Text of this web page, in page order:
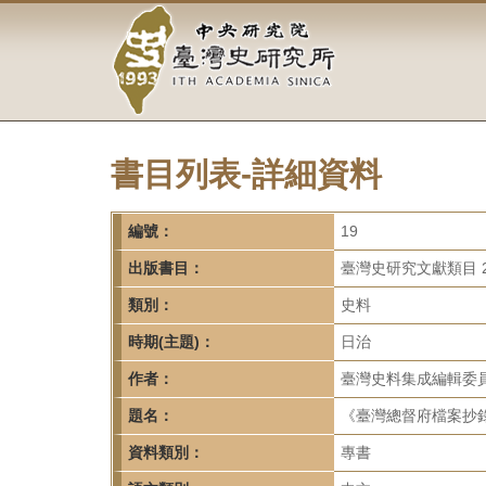
容
中
央
研
究
院-
臺
灣
史
研
究
所-
書目列表-詳細資料
編號： 19
出版書目： 臺灣史研究文獻類目
類別： 史料
時期(主題)： 日治
作者： 臺灣史料集成編輯委
題名： 《臺灣總督府檔案
資料類別： 專書